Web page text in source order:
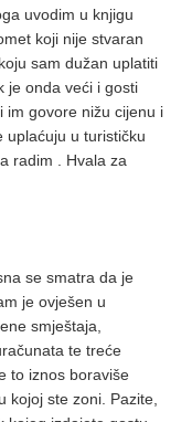
uvodim u knjigu
koji nije stvaran
sam dužan uplatiti
je onda veći i gosti
im govore nižu cijenu i
uplaćuju u turističku
radim . Hvala za
se smatra da je
je ovješen u
smještaja,
te treće
to iznos boraviše
kojoj ste zoni. Pazite,